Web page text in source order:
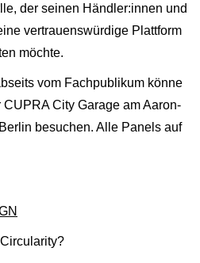
der seinen Händler:innen und
vertrauenswürdige Plattform
möchte.
vom Fachpublikum könne
City Garage am Aaron-
besuchen. Alle Panels auf